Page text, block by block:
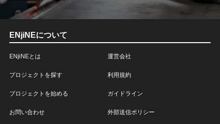
ENjiNEについて
ENjiNEとは
プロジェクトを探す
プロジェクトを始める
お問い合わせ
運営会社
利用規約
ガイドライン
外部送信ポリシー